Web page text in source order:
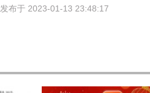
发布于 2023-01-13 23:48:17